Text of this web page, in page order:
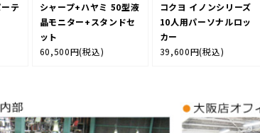
テ
シャープ+ハヤミ 50型液
晶モニター+スタンドセ
ット
60,500円(税込)
コクヨ イノンシリーズ
10人用パーソナルロッ
カー
39,600円(税込)